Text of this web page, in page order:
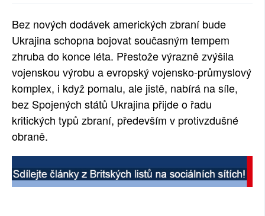
RUBRIKY
PLNÁ VERZE STRÁNEK
Bez nových dodávek amerických zbraní bude
Ukrajina schopna bojovat současným tempem
zhruba do konce léta. Přestože výrazně zvýšila
vojenskou výrobu a evropský vojensko-průmyslový
komplex, i když pomalu, ale jistě, nabírá na síle,
bez Spojených států Ukrajina přijde o řadu
kritických typů zbraní, především v protivzdušné
obraně.